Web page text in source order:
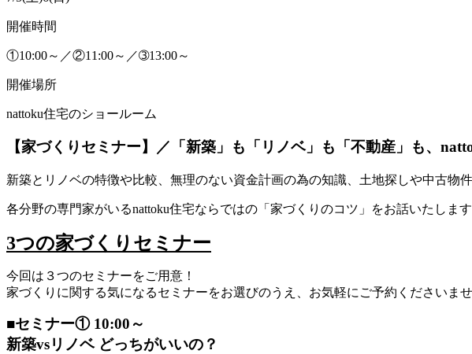
開催時間
①10:00～／②11:00～／➂13:00～
開催場所
nattoku住宅のショールーム
【家づくりセミナー】／「新築」も「リノベ」も「不動産」も、
新築とリノベの特徴や比較、無理のない資金計画の為の知識、土地探しや中古物
各分野の専門家がいるnattoku住宅ならではの「家づくりのコツ」をお話いたします
3つの家づくりセミナー
今回は３つのセミナーをご用意！
家づくりに関する気になるセミナーをお選びのうえ、お気軽にご予約くださいませ
■セミナー① 10:00～
新築vsリノベ どっちがいいの？